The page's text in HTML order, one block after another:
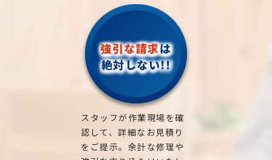
強引な請求は
絶対しない!!
スタッフが作業現場を確
認して、詳細なお見積り
をご提示。余計な修理や